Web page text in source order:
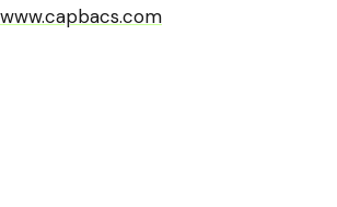
www.capbacs.com